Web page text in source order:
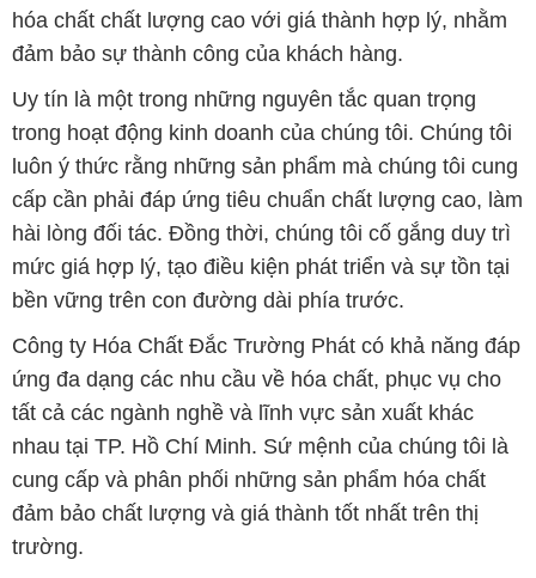
hóa chất chất lượng cao với giá thành hợp lý, nhằm
đảm bảo sự thành công của khách hàng.
Uy tín là một trong những nguyên tắc quan trọng
trong hoạt động kinh doanh của chúng tôi. Chúng tôi
luôn ý thức rằng những sản phẩm mà chúng tôi cung
cấp cần phải đáp ứng tiêu chuẩn chất lượng cao, làm
hài lòng đối tác. Đồng thời, chúng tôi cố gắng duy trì
mức giá hợp lý, tạo điều kiện phát triển và sự tồn tại
bền vững trên con đường dài phía trước.
Công ty Hóa Chất Đắc Trường Phát có khả năng đáp
ứng đa dạng các nhu cầu về hóa chất, phục vụ cho
tất cả các ngành nghề và lĩnh vực sản xuất khác
nhau tại TP. Hồ Chí Minh. Sứ mệnh của chúng tôi là
cung cấp và phân phối những sản phẩm hóa chất
đảm bảo chất lượng và giá thành tốt nhất trên thị
trường.